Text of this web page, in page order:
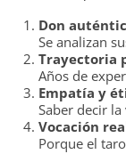
Don
Se analizan
Trayectoria
Años de
Empatía y
Saber decir
Vocación
Porque el